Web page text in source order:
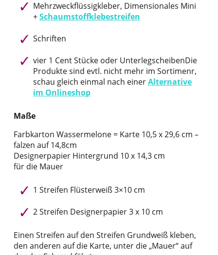
Mehrzweckflüssigkleber, Dimensionales Mini
+Schaumstoffklebestreifen
Schriften
vier 1 Cent Stücke oder UnterlegscheibenDie
Produkte sind evtl. nicht mehr im Sortimenr,
schau gleich einmal nach einerAlternative
im Onlineshop
Maße
Farbkarton Wassermelone = Karte 10,5 x 29,6 cm –
falzen auf 14,8cm
Designerpapier Hintergrund 10 x 14,3 cm
für die Mauer
1 Streifen Flüsterweiß 3×10 cm
2 Streifen Designerpapier 3 x 10 cm
Einen Streifen auf den Streifen Grundweiß kleben,
den anderen auf die Karte, unter die „Mauer“ auf